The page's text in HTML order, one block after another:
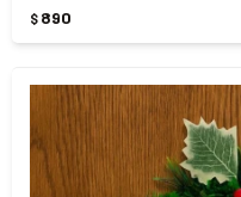
$ 890